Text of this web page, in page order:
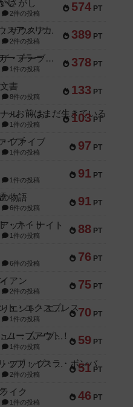
574 PT
さがし
2件の投稿
389 PT
リワイルド：サウスアメリカ
2件の投稿
378 PT
アンダー・ザ・テーブラー
1件の投稿
133 PT
書
8件の投稿
103 PT
セミファイナル ～お前はまだ生きている～
1件の投稿
97 PT
ファイブ
1件の投稿
91 PT
1件の投稿
91 PT
物語
6件の投稿
88 PT
ット・ナイト
1件の投稿
76 PT
6件の投稿
75 PT
アン
2件の投稿
70 PT
トランスオリエント・エクスプレス
1件の投稿
59 PT
アンブッシュ！：ムーブアウト！
1件の投稿
51 PT
キャプテン・フリップ：イスラ・ボンバ
2件の投稿
46 PT
イク
1件の投稿